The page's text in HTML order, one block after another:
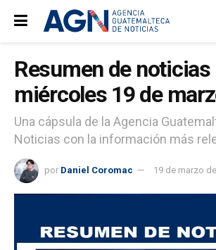
Resumen de noticias
miércoles 19 de
Una cápsula de la Agencia
Noticias con la información más
por Daniel Coromac 19 de marzo